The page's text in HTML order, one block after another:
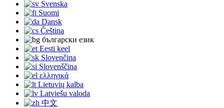
Svenska
Suomi
Dansk
Čeština
български език
Eesti keel
Slovenčina
Slovenščina
ελληνικά
Lietuvių kalba
Latviešu valoda
中文